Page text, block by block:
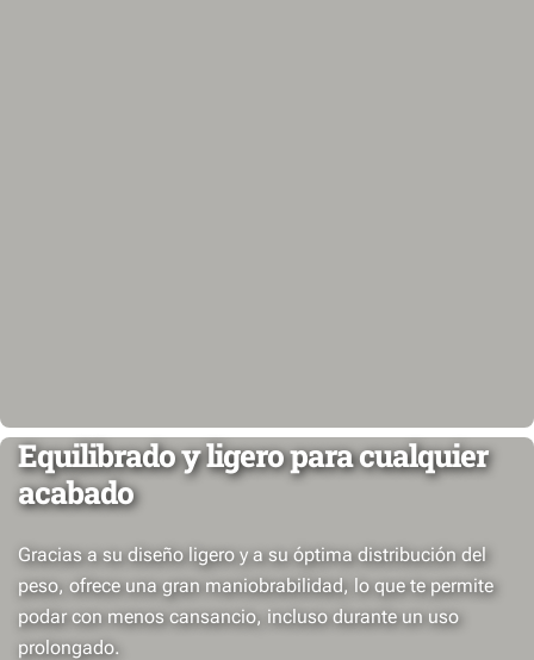
Equilibrado y ligero para cualquier
acabado
Gracias a su diseño ligero y a su óptima distribución del
peso, ofrece una gran maniobrabilidad, lo que te permite
podar con menos cansancio, incluso durante un uso
prolongado.